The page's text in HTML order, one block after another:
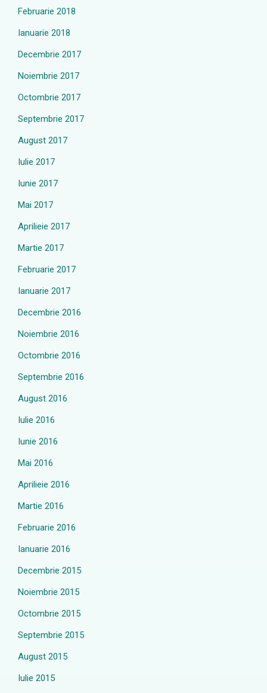
Februarie 2018
Ianuarie 2018
Decembrie 2017
Noiembrie 2017
Octombrie 2017
Septembrie 2017
August 2017
Iulie 2017
Iunie 2017
Mai 2017
Aprilieie 2017
Martie 2017
Februarie 2017
Ianuarie 2017
Decembrie 2016
Noiembrie 2016
Octombrie 2016
Septembrie 2016
August 2016
Iulie 2016
Iunie 2016
Mai 2016
Aprilieie 2016
Martie 2016
Februarie 2016
Ianuarie 2016
Decembrie 2015
Noiembrie 2015
Octombrie 2015
Septembrie 2015
August 2015
Iulie 2015